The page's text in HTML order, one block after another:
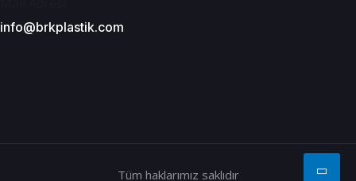
info@brkplastik.com
Tüm haklarımız saklıdır